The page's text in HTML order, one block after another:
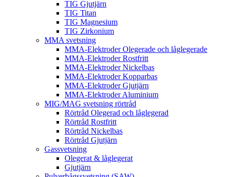
TIG Gjutjärn
TIG Titan
TIG Magnesium
TIG Zirkonium
MMA svetsning
MMA-Elektroder Olegerade och låglegerade
MMA-Elektroder Rostfritt
MMA-Elektroder Nickelbas
MMA-Elektroder Kopparbas
MMA-Elektroder Gjutjärn
MMA-Elektroder Aluminium
MIG/MAG svetsning rörtråd
Rörtråd Olegerad och låglegerad
Rörtråd Rostfritt
Rörtråd Nickelbas
Rörtråd Gjutjärn
Gassvetsning
Olegerat & låglegerat
Gjutjärn